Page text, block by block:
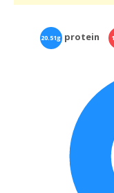
20.51gprotein